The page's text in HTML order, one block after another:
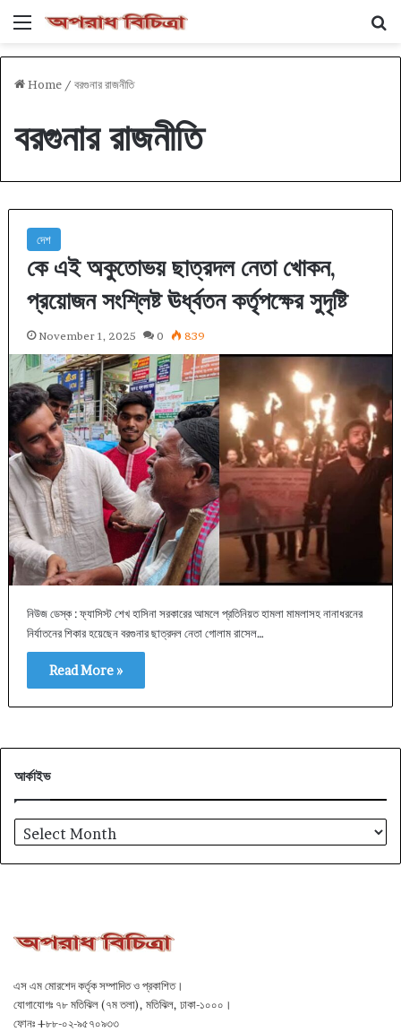
Menu
Home / বরগুনার রাজনীতি
বরগুনার রাজনীতি
দেশ
কে এই অকুতোভয় ছাত্রদল নেতা খোকন,
প্রয়োজন সংশ্লিষ্ট ঊর্ধ্বতন কর্তৃপক্ষের সুদৃষ্টি
November 1, 2025 0 839
নিউজ ডেস্ক : ফ্যাসিস্ট শেখ হাসিনা সরকারের আমলে প্রতিনিয়ত হামলা মামলাসহ নানাধরনের
নির্যাতনের শিকার হয়েছেন বরগুনার ছাত্রদল নেতা গোলাম রাসেল…
Read More »
আর্কাইভ
আর্কাইভ
এস এম মোরশেদ কর্তৃক সম্পাদিত ও প্রকাশিত।
যোগাযোগঃ ৭৮ মতিঝিল (৭ম তলা), মতিঝিল, ঢাকা-১০০০।
ফোনঃ +৮৮-০২-৯৫৭০৯৩৩